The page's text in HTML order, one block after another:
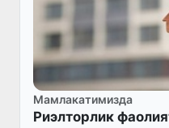
Мамлакатимизда
Риэлторлик